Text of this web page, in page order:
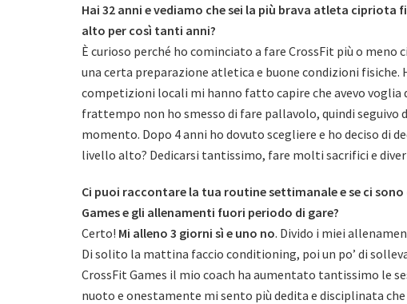
Hai 32 anni e vediamo che sei la più brava atleta cipriota
alto per così tanti anni?
È curioso perché ho cominciato a fare CrossFit più o meno
una certa preparazione atletica e buone condizioni
competizioni locali mi hanno fatto capire che avevo voglia
frattempo non ho smesso di fare pallavolo, quindi
momento. Dopo 4 anni ho dovuto scegliere e ho deciso di
livello alto? Dedicarsi tantissimo, fare molti sacrifici e
Ci puoi raccontare la tua routine settimanale e se ci
Games e gli allenamenti fuori periodo di gare?
Certo! Mi alleno 3 giorni sì e uno no. Divido i miei
Di solito la mattina faccio conditioning, poi un po’ di
CrossFit Games il mio coach ha aumentato tantissimo le
nuoto e onestamente mi sento più dedita e disciplinata